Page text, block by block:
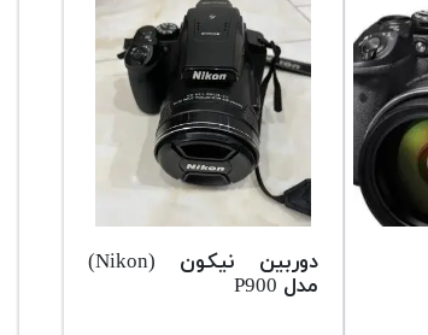
دوربین نیکون (Nikon)
مدل P900